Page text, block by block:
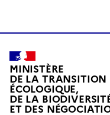
MINISTÈRE
DE LA TRANSITION
ÉCOLOGIQUE,
DE LA
ET DES